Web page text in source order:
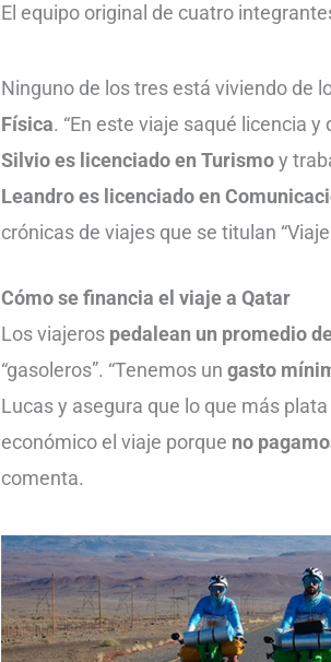
El equipo original de cuatro
Ninguno de los tres está viviendo de
Física. “En este viaje saqué licencia
Silvio es licenciado en Turismoy
Leandro es licenciado en
crónicas de viajes que se titulan
Cómo se financia el viaje a Qatar
Los viajeros pedalean un promedio
“gasoleros”. “Tenemos ungasto
Lucas y asegura que lo que más
económico el viaje porque no
comenta.